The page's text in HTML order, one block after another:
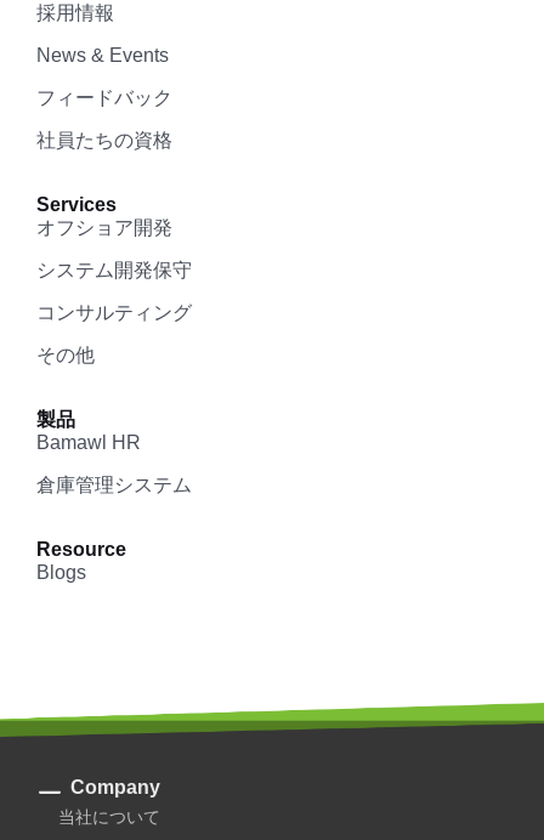
採用情報
News & Events
フィードバック
社員たちの資格
Services
オフショア開発
システム開発保守
コンサルティング
その他
製品
Bamawl HR
倉庫管理システム
Resource
Blogs
Company
当社について